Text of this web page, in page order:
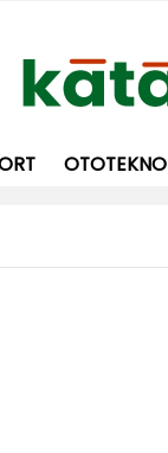
OTOTEKNO